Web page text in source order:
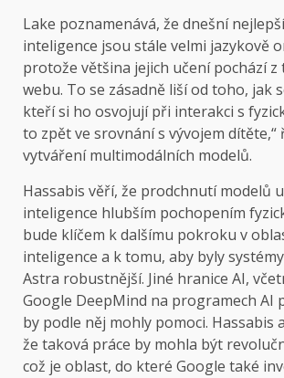
Lake poznamenává, že dnešní
inteligence jsou stále velmi jazykově
protože většina jejich učení pochází z
webu. To se zásadně liší od toho, jak
kteří si ho osvojují při interakci s
to zpět ve srovnání s vývojem dítěte,“
vytváření multimodálních modelů.
Hassabis věří, že prodchnutí modelů
inteligence hlubším pochopením
bude klíčem k dalšímu pokroku v
inteligence a k tomu, aby byly
Astra robustnější. Jiné hranice AI,
Google DeepMind na programech AI
by podle něj mohly pomoci. Hassabis
že taková práce by mohla být
což je oblast, do které Google také